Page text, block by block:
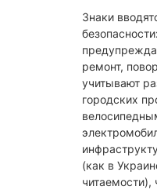
​Знаки
ремонт,
учитывают
городских
(как в
читаемости),